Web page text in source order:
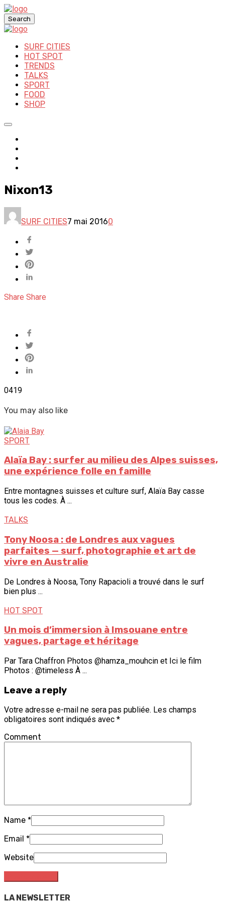
Search
SURF CITIES
HOT SPOT
TRENDS
TALKS
SPORT
FOOD
SHOP
Nixon13
SURF CITIES7 mai 20160
Share Share
0419
You may also like
SPORT
Alaïa Bay : surfer au milieu des Alpes suisses,
une expérience folle en famille
Entre montagnes suisses et culture surf, Alaïa Bay casse
tous les codes. À ...
TALKS
Tony Noosa : de Londres aux vagues
parfaites — surf, photographie et art de
vivre en Australie
De Londres à Noosa, Tony Rapacioli a trouvé dans le surf
bien plus ...
HOT SPOT
Un mois d’immersion à Imsouane entre
vagues, partage et héritage
Par Tara Chaffron Photos @hamza_mouhcin et Ici le film
Photos : @timeless À ...
Leave a reply
Votre adresse e-mail ne sera pas publiée. Les champs
obligatoires sont indiqués avec *
Comment
Name *
Email *
Website
LA NEWSLETTER